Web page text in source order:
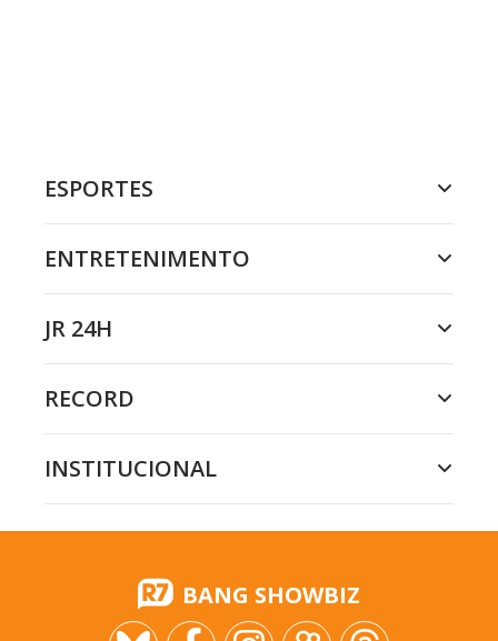
ESPORTES
ENTRETENIMENTO
JR 24H
RECORD
INSTITUCIONAL
BANG SHOWBIZ